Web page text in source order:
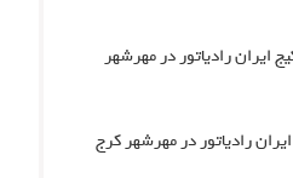
ایران رادیاتور در مهرشهر
رادیاتور در مهرشهر کرج